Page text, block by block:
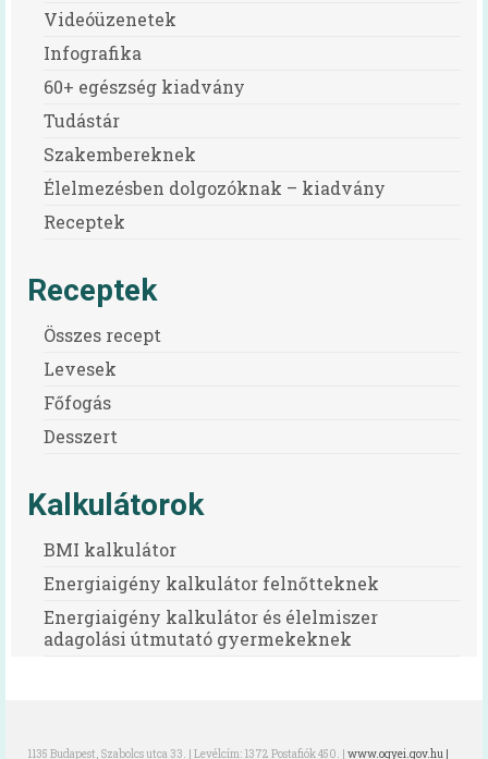
Videóüzenetek
Infografika
60+ egészség kiadvány
Tudástár
Szakembereknek
Élelmezésben dolgozóknak – kiadvány
Receptek
Receptek
Összes recept
Levesek
Főfogás
Desszert
Kalkulátorok
BMI kalkulátor
Energiaigény kalkulátor felnőtteknek
Energiaigény kalkulátor és élelmiszer
adagolási útmutató gyermekeknek
1135 Budapest, Szabolcs utca 33. | Levélcím: 1372 Postafiók 450. | www.ogyei.gov.hu |